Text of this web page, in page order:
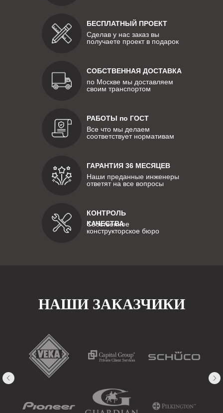
БЕСПЛАТНЫЙ ПРОЕКТ
Сделав у нас заказ вы
получаете проект в подарок
СОБСТВЕННАЯ ДОСТАВКА
по Москве мы доставляем
своим транспортом
РАБОТЫ по ГОСТ
Все что мы делаем
соответствует нормативам
КОНТРОЛЬ
КАЧЕСТВА
Собственное
конструкторское бюро
ГАРАНТИЯ 36 МЕСЯЦЕВ
Наши преданные инженеры
ответят на все вопросы
НАШИ ЗАКАЗЧИКИ